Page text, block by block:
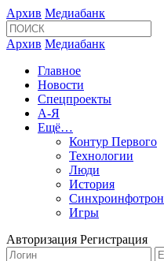
Архив Медиабанк
Архив Медиабанк
Главное
Новости
Спецпроекты
А-Я
Ещё…
Контур Первого
Технологии
Люди
История
Синхроинфотрон
Игры
Авторизация Регистрация